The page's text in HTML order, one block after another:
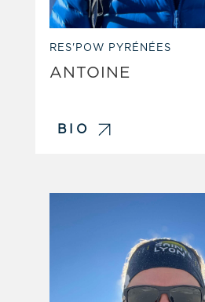
RES'POW PYRÉNÉES
ANTOINE
BIO